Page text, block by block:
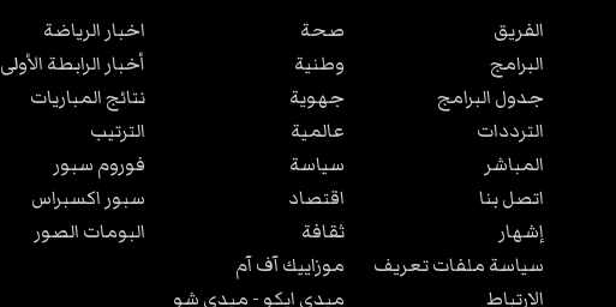
الفريق
البرامج
جدول البرامج
الترددات
المباشر
اتصل بنا
إشهار
سياسة ملفات تعريف
الارتباط
صحة
وطنية
جهوية
عالمية
سياسة
اقتصاد
ثقافة
موزاييك آف آم
ميدي ايكو - ميدي شو
اخبار الرياضة
أخبار الرابطة الأولى
نتائج المباريات
الترتيب
فوروم سبور
سبور اكسبراس
البومات الصور